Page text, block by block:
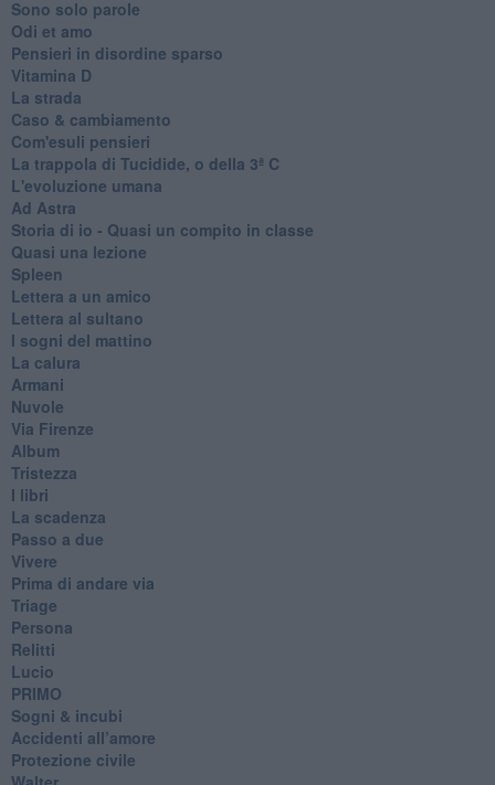
Sono solo parole
Odi et amo
Pensieri in disordine sparso
Vitamina D
La strada
Caso & cambiamento
Com'esuli pensieri
La trappola di Tucidide, o della 3ª C
L'evoluzione umana
Ad Astra
Storia di io - Quasi un compito in classe
Quasi una lezione
Spleen
Lettera a un amico
Lettera al sultano
I sogni del mattino
La calura
Armani
Nuvole
Via Firenze
Album
Tristezza
I libri
La scadenza
Passo a due
Vivere
Prima di andare via
Triage
Persona
Relitti
Lucio
PRIMO
Sogni & incubi
Accidenti all’amore
Protezione civile